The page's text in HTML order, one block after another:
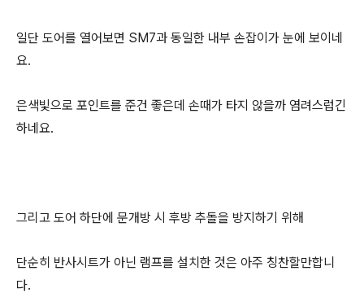
일단 도어를 열어보면 SM7과 동일한 내부 손잡이가 눈에 보이네
요.
은색빛으로 포인트를 준건 좋은데 손때가 타지 않을까 염려스럽긴
하네요.
그리고 도어 하단에 문개방 시 후방 추돌을 방지하기 위해
단순히 반사시트가 아닌 램프를 설치한 것은 아주 칭찬할만합니
다.